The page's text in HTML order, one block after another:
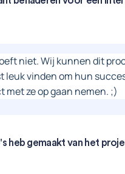
niet. Wij kunnen dit
leuk vinden om hun
ze op gaan nemen. ;)
heb gemaakt van het